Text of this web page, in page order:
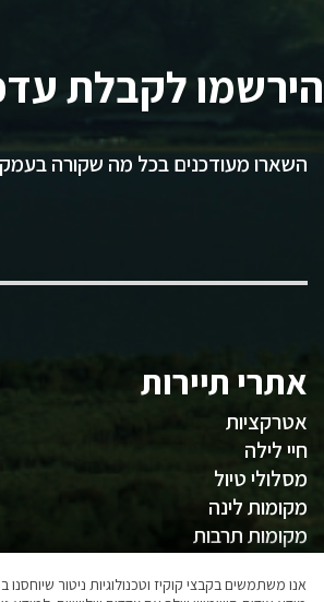
הירשמו לקבלת
השארו מעודכנים בכל מה שקורה בעמק
אתרי תיירות
אטרקציות
חיי לילה
מסלולי טיול
מקומות לינה
מקומות תרבות
אנו משתמשים בקבצי קוקיז וטכנולוגיות ניטור